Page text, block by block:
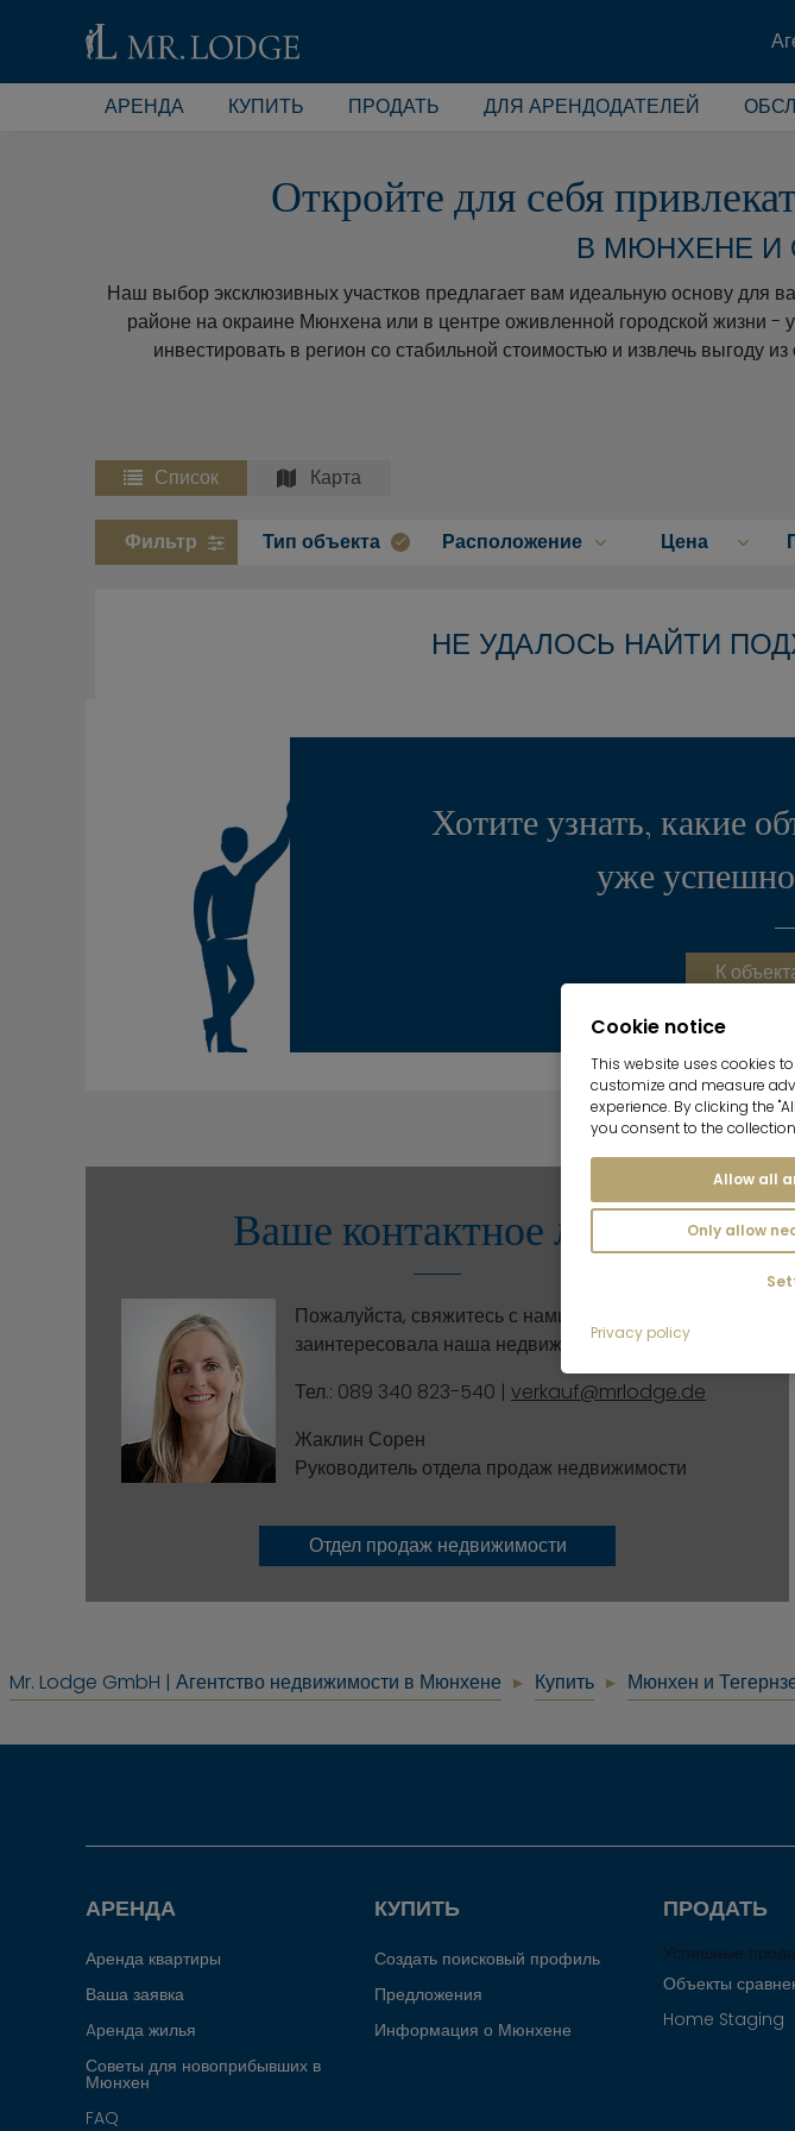
АРЕНДА КУПИТЬ ПРОДАТЬ ДЛЯ АРЕНДОДАТЕЛЕЙ
Откройте для себя
В МЮНХЕНЕ И
Наш выбор эксклюзивных участков предлагает вам идеальную основу для
районе на окраине Мюнхена или в центре оживленной городской жизни
инвестировать в регион со стабильной стоимостью и извлечь выгоду
Список Карта
Фильтр Тип объекта Расположение Цена
НЕ УДАЛОСЬ НАЙТИ
Хотите узнать, какие
уже успешно
К
Ваше контактное лицо
Пожалуйста, свяжитесь с нами, если вас
заинтересовала наша недвижимость.
Тел.: 089 340 823-540 | verkauf@mrlodge.de
Жаклин Сорен
Руководитель отдела продаж недвижимости
Отдел продаж недвижимости
Mr. Lodge GmbH | Агентство недвижимости в Мюнхене Купить Мюнхен и
АРЕНДА
Аренда квартиры
Ваша заявка
Aренда жилья
Советы для новоприбывших в
Мюнхен
FAQ
КУПИТЬ
Создать поисковый профиль
Предложения
Информация о Мюнхене
ПРОДАТЬ
Успешные
Объекты
Home Staging
Cookie notice
This website uses cookies
customize and measure
experience. By clicking the
you consent to the
Allow all
Only allow
Privacy policy